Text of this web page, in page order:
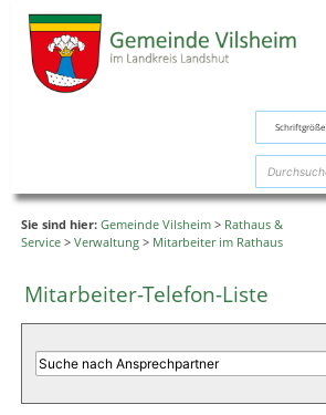
Schriftgröße
Sie sind hier: Gemeinde Vilsheim > Rathaus &
Service > Verwaltung > Mitarbeiter im Rathaus
Mitarbeiter-Telefon-Liste